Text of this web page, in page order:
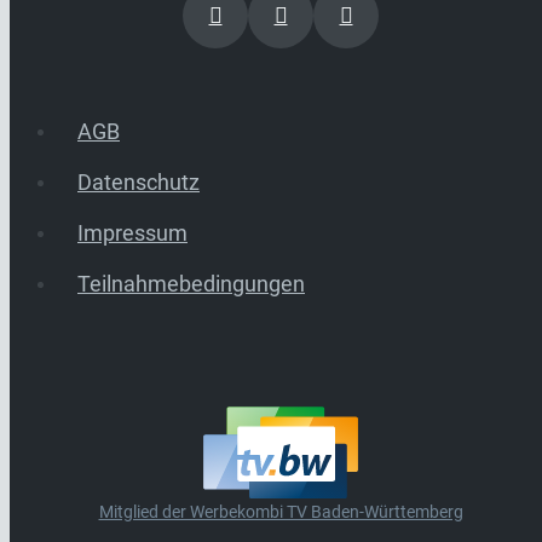
AGB
Datenschutz
Impressum
Teilnahmebedingungen
Mitglied der Werbekombi TV Baden-Württemberg